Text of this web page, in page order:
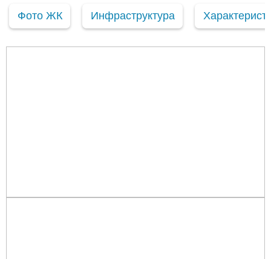
Фото ЖК Инфраструктура